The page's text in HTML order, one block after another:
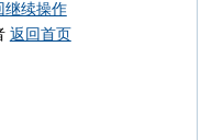
继续操作
返回首页